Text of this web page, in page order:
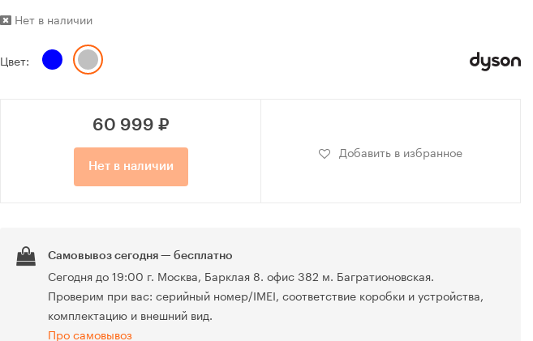
Нет в наличии
Цвет:
60 999 ₽
Нет в наличии
Добавить в избранное
Самовывоз сегодня — бесплатно
Сегодня до 19:00 г. Москва, Барклая 8. офис 382 м. Багратионовская.
Проверим при вас: серийный номер/IMEI, соответствие коробки и устройства,
комплектацию и внешний вид.
Про самовывоз